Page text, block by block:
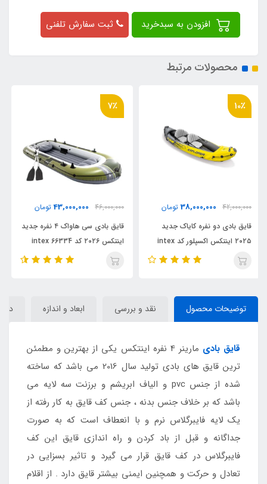
ثبت سفارش تلفنی
محصولات مرتبط
46,000,000
43,000,000
اینتکس ۲۰۲۶ کد 66334 intex
39,000,000
33,000,000
قایق بادی سیهاواک ۳ نفره جدید
اینتکس ۲۰۲۶ کد intex 66333
توضیحات محصول نقد و بررسی ابعاد و اندازه
قایق بادی
مارینر 4 نفره اینتکس یکی از بهترین و مطمئن
ترین قایق های بادی تولید سال 2016 می باشد که ساخته
شده از جنس pvc و الیاف ابریشم و برزنت سه لایه می
باشد که بر خلاف جنس بدنه ، جنس کف قایق به کار رفته از
یک لایه فایبرگلاس نرم و با انعطاف است که به صورت
جداگانه و قبل از باد کردن و راه اندازی قایق این کف
فایبرگلاس در کف قایق قرار می گیرد و تاثیر بسزایی در
تعادل و حرکت و همچنین ایمنی بیشتر قایق دارد . از اقلام